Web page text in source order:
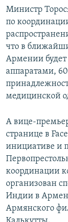
Министр
по
что в
Армении
аппаратами,
медицинской
А вице-
странице в
инициативе и
координации
организован
Индии в
Армянского